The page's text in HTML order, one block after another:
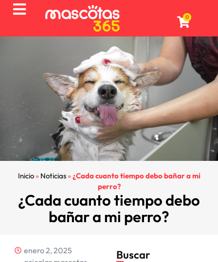
0
Inicio» Noticias»¿Cada cuanto tiempo debo bañar a mi
perro?
¿Cada cuanto tiempo debo
bañar a mi perro?
enero 2, 2025
Buscar